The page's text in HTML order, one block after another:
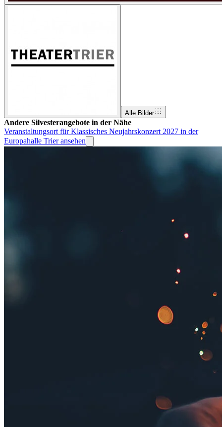
Alle Bilder
Andere Silvesterangebote in der Nähe
Veranstaltungsort für Klassisches Neujahrskonzert 2027 in der
Europahalle Trier ansehen